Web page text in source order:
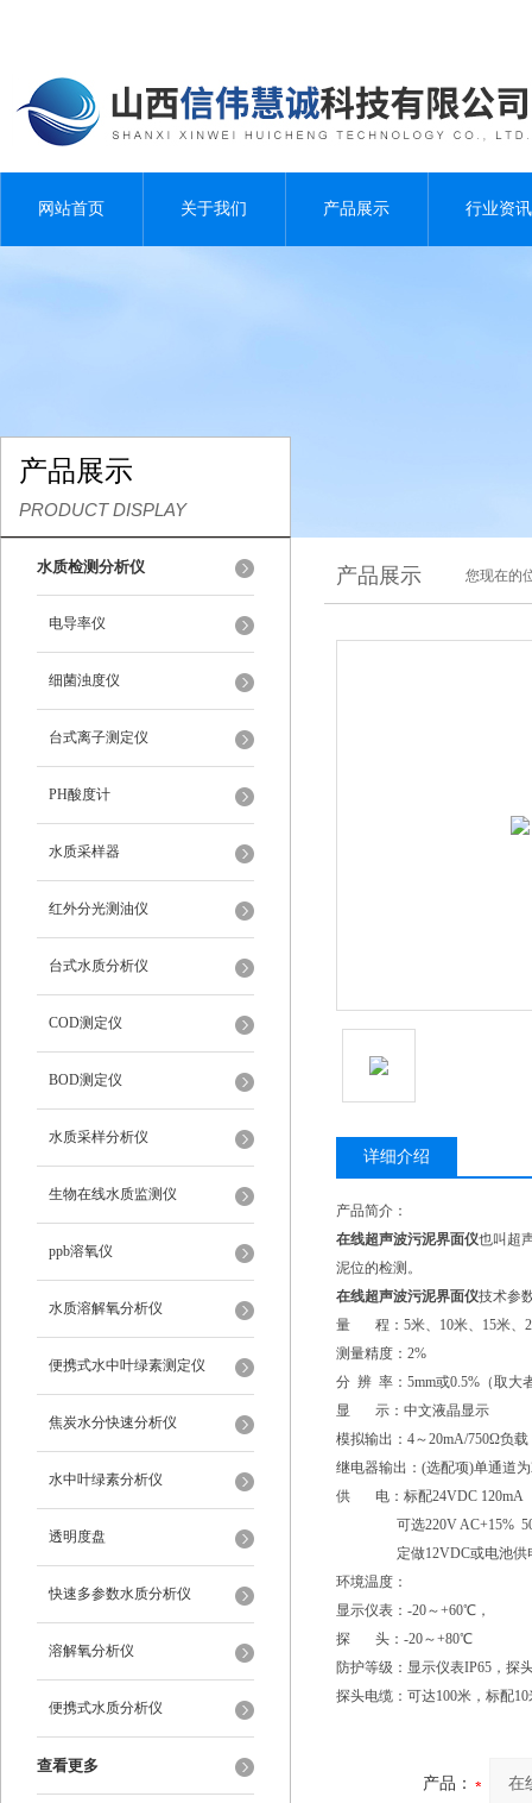
网站首页 关于我们 产品展示 行业资讯
产品展示
PRODUCT DISPLAY
水质检测分析仪
电导率仪
细菌浊度仪
台式离子测定仪
PH酸度计
水质采样器
红外分光测油仪
台式水质分析仪
COD测定仪
BOD测定仪
水质采样分析仪
生物在线水质监测仪
ppb溶氧仪
水质溶解氧分析仪
便携式水中叶绿素测定仪
焦炭水分快速分析仪
水中叶绿素分析仪
透明度盘
快速多参数水质分析仪
溶解氧分析仪
便携式水质分析仪
查看更多
产品展示 您现在的
详细介绍
产品简介：
在线超声波污泥界面仪也叫超
泥位的检测。
在线超声波污泥界面仪技术参
量 程：5米、10米、15米、
测量精度：2%
分 辨 率：5mm或0.5%（取大
显 示：中文液晶显示
模拟输出：4～20mA/750Ω负载
继电器输出：(选配项)单通道
供 电：标配24VDC 120mA
可选220V AC+15%
定做12VDC或电池供
环境温度：
显示仪表：-20～+60℃，
探 头：-20～+80℃
防护等级：显示仪表IP65，探
探头电缆：可达100米，标配10
产品：